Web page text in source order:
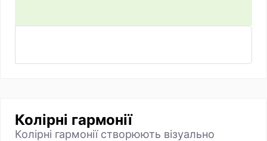
Колірні гармонії
Колірні гармонії створюють візуально